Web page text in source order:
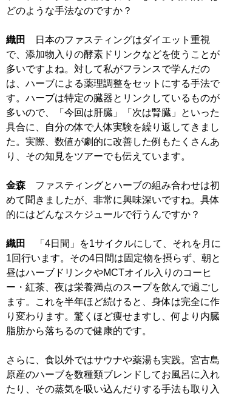
どのような手法なのですか？
織田
日本のファスティングはダイエット重視
で、添加物入りの酵素ドリンクなどを使うことが
多いですよね。対して私がフランスで学んだの
は、ハーブによる薬理調整をセットにする手法で
す。ハーブは特定の臓器とリンクしているものが
多いので、「今回は肝臓」「次は腎臓」といった
具合に、自分の体で人体実験を繰り返してきまし
た。実際、数値が劇的に改善した例もたくさんあ
り、その知見をツアーでも伝えています。
金森 ファスティングとハーブの組み合わせは初
めて聞きましたが、非常に興味深いですね。具体
的にはどんなスケジュールで行うんですか？
織田
「4日間」を1サイクルにして、それを月に
1回行います。その4日間は固定物を摂らず、朝と
昼はハーブドリンクやMCTオイル入りのコーヒ
ー・紅茶、夜は栄養満点のスープを飲んで過ごし
ます。これを半年ほど続けると、身体は完全に作
り変わります。驚くほど痩せますし、何より内臓
脂肪から落ちるので健康的です。
さらに、食以外ではサウナや薬湯も実践。宮古島
原産のハーブを数種類ブレンドしてお風呂に入れ
たり、その蒸気を吸い込んだりする手法も取り入